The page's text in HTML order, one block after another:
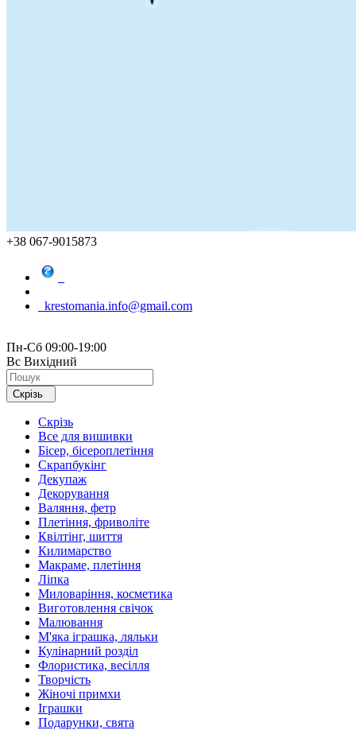
+38 067-9015873
krestomania.info@gmail.com
Пн-Сб 09:00-19:00
Вс Вихідний
Скрізь
Скрізь
Все для вишивки
Бісер, бісероплетіння
Скрапбукінг
Декупаж
Декорування
Валяння, фетр
Плетіння, фриволіте
Квілтінг, шиття
Килимарство
Макраме, плетіння
Ліпка
Миловаріння, косметика
Виготовлення свічок
Малювання
М'яка іграшка, ляльки
Кулінарний розділ
Флористика, весілля
Творчість
Жіночі примхи
Іграшки
Подарунки, свята